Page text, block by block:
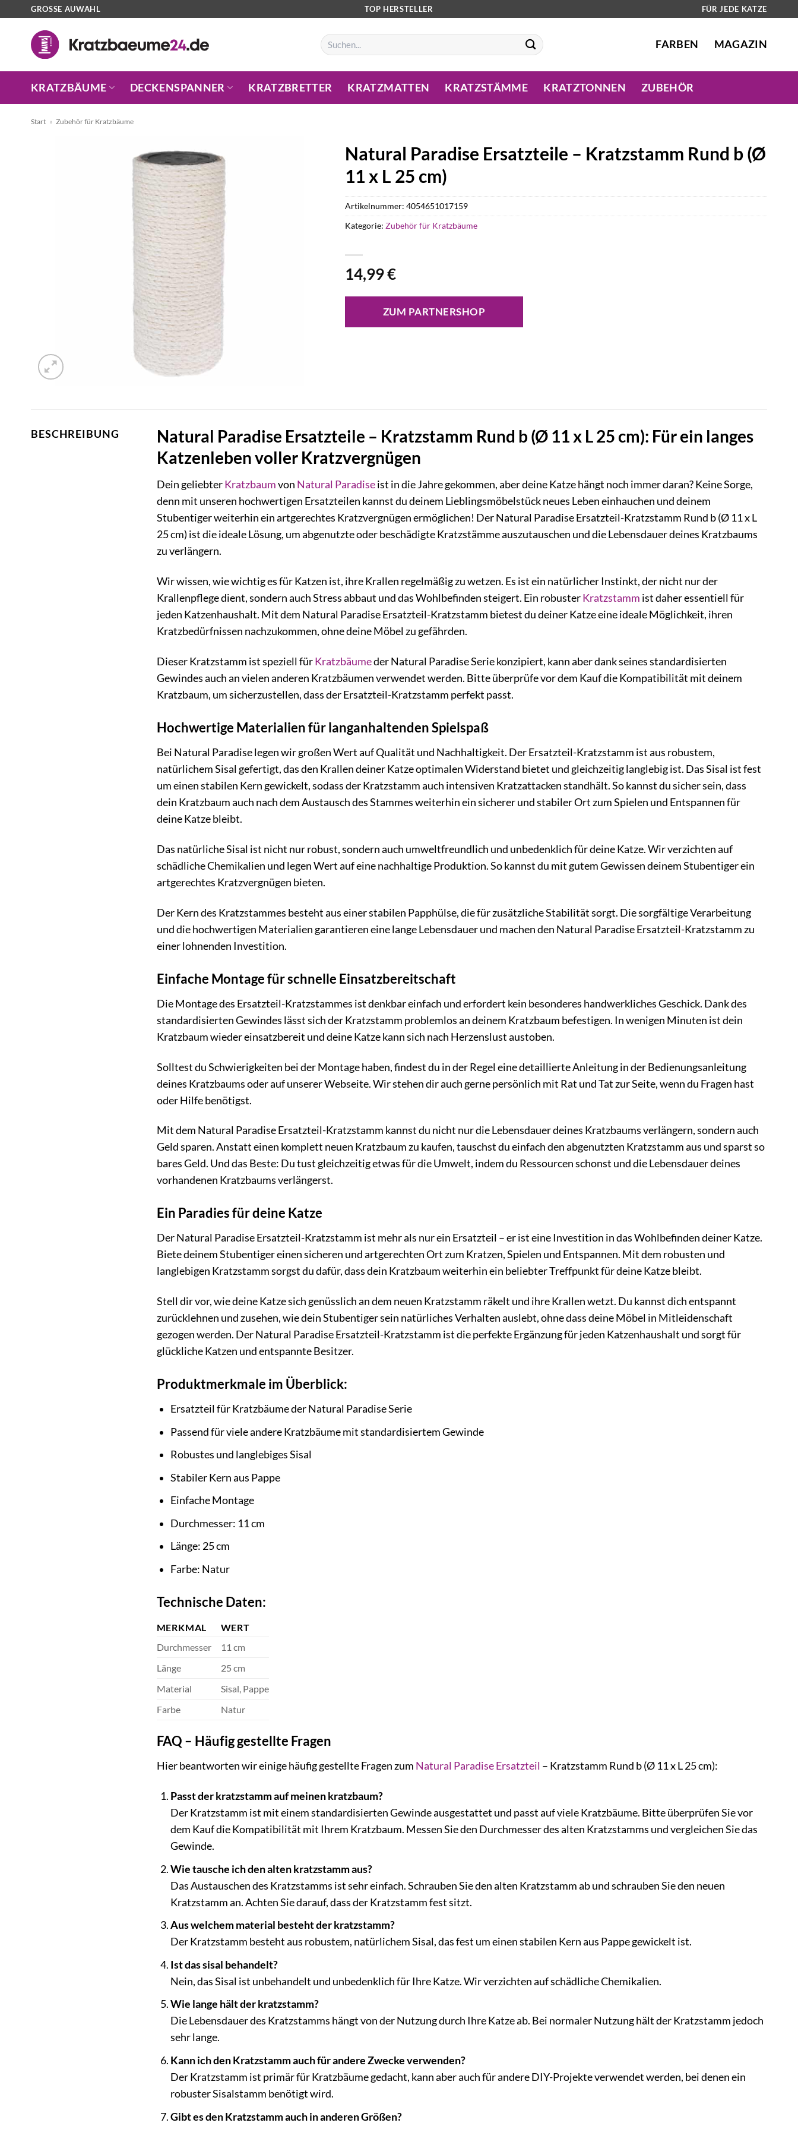
springen
GROSSE AUWAHL TOP HERSTELLER FÜR JEDE KATZE
Suchen
nach:
FARBEN MAGAZIN
KRATZBÄUME DECKENSPANNER KRATZBRETTER KRATZMATTEN KRATZSTÄMME KRATZTONNEN ZUBEHÖR
Start » Zubehör für Kratzbäume
Natural Paradise Ersatzteile – Kratzstamm Rund b (Ø
11 x L 25 cm)
14,99€
ZUM PARTNERSHOP
Artikelnummer:4054651017159
Kategorie:Zubehör für Kratzbäume
BESCHREIBUNG
Natural Paradise Ersatzteile – Kratzstamm Rund b (Ø 11 x L 25 cm): Für ein langes
Katzenleben voller Kratzvergnügen
Dein geliebterKratzbaumvon Natural Paradiseist in die Jahre gekommen, aber deine Katze hängt noch immer daran? Keine Sorge,
denn mit unseren hochwertigen Ersatzteilen kannst du deinem Lieblingsmöbelstück neues Leben einhauchen und deinem
Stubentiger weiterhin ein artgerechtes Kratzvergnügen ermöglichen! Der Natural Paradise Ersatzteil-Kratzstamm Rund b (Ø 11 x L
25 cm) ist die ideale Lösung, um abgenutzte oder beschädigte Kratzstämme auszutauschen und die Lebensdauer deines Kratzbaums
zu verlängern.
Wir wissen, wie wichtig es für Katzen ist, ihre Krallen regelmäßig zu wetzen. Es ist ein natürlicher Instinkt, der nicht nur der
Krallenpflege dient, sondern auch Stress abbaut und das Wohlbefinden steigert. Ein robusterKratzstamm ist daher essentiell für
jeden Katzenhaushalt. Mit dem Natural Paradise Ersatzteil-Kratzstamm bietest du deiner Katze eine ideale Möglichkeit, ihren
Kratzbedürfnissen nachzukommen, ohne deine Möbel zu gefährden.
Dieser Kratzstamm ist speziell fürKratzbäumeder Natural Paradise Serie konzipiert, kann aber dank seines standardisierten
Gewindes auch an vielen anderen Kratzbäumen verwendet werden. Bitte überprüfe vor dem Kauf die Kompatibilität mit deinem
Kratzbaum, um sicherzustellen, dass der Ersatzteil-Kratzstamm perfekt passt.
Hochwertige Materialien für langanhaltenden Spielspaß
Bei Natural Paradise legen wir großen Wert auf Qualität und Nachhaltigkeit. Der Ersatzteil-Kratzstamm ist aus robustem,
natürlichem Sisal gefertigt, das den Krallen deiner Katze optimalen Widerstand bietet und gleichzeitig langlebig ist. Das Sisal ist fest
um einen stabilen Kern gewickelt, sodass der Kratzstamm auch intensiven Kratzattacken standhält. So kannst du sicher sein, dass
dein Kratzbaum auch nach dem Austausch des Stammes weiterhin ein sicherer und stabiler Ort zum Spielen und Entspannen für
deine Katze bleibt.
Das natürliche Sisal ist nicht nur robust, sondern auch umweltfreundlich und unbedenklich für deine Katze. Wir verzichten auf
schädliche Chemikalien und legen Wert auf eine nachhaltige Produktion. So kannst du mit gutem Gewissen deinem Stubentiger ein
artgerechtes Kratzvergnügen bieten.
Der Kern des Kratzstammes besteht aus einer stabilen Papphülse, die für zusätzliche Stabilität sorgt. Die sorgfältige Verarbeitung
und die hochwertigen Materialien garantieren eine lange Lebensdauer und machen den Natural Paradise Ersatzteil-Kratzstamm zu
einer lohnenden Investition.
Einfache Montage für schnelle Einsatzbereitschaft
Die Montage des Ersatzteil-Kratzstammes ist denkbar einfach und erfordert kein besonderes handwerkliches Geschick. Dank des
standardisierten Gewindes lässt sich der Kratzstamm problemlos an deinem Kratzbaum befestigen. In wenigen Minuten ist dein
Kratzbaum wieder einsatzbereit und deine Katze kann sich nach Herzenslust austoben.
Solltest du Schwierigkeiten bei der Montage haben, findest du in der Regel eine detaillierte Anleitung in der Bedienungsanleitung
deines Kratzbaums oder auf unserer Webseite. Wir stehen dir auch gerne persönlich mit Rat und Tat zur Seite, wenn du Fragen hast
oder Hilfe benötigst.
Mit dem Natural Paradise Ersatzteil-Kratzstamm kannst du nicht nur die Lebensdauer deines Kratzbaums verlängern, sondern auch
Geld sparen. Anstatt einen komplett neuen Kratzbaum zu kaufen, tauschst du einfach den abgenutzten Kratzstamm aus und sparst so
bares Geld. Und das Beste: Du tust gleichzeitig etwas für die Umwelt, indem du Ressourcen schonst und die Lebensdauer deines
vorhandenen Kratzbaums verlängerst.
Ein Paradies für deine Katze
Der Natural Paradise Ersatzteil-Kratzstamm ist mehr als nur ein Ersatzteil – er ist eine Investition in das Wohlbefinden deiner Katze.
Biete deinem Stubentiger einen sicheren und artgerechten Ort zum Kratzen, Spielen und Entspannen. Mit dem robusten und
langlebigen Kratzstamm sorgst du dafür, dass dein Kratzbaum weiterhin ein beliebter Treffpunkt für deine Katze bleibt.
Stell dir vor, wie deine Katze sich genüsslich an dem neuen Kratzstamm räkelt und ihre Krallen wetzt. Du kannst dich entspannt
zurücklehnen und zusehen, wie dein Stubentiger sein natürliches Verhalten auslebt, ohne dass deine Möbel in Mitleidenschaft
gezogen werden. Der Natural Paradise Ersatzteil-Kratzstamm ist die perfekte Ergänzung für jeden Katzenhaushalt und sorgt für
glückliche Katzen und entspannte Besitzer.
Produktmerkmale im Überblick:
Ersatzteil für Kratzbäume der Natural Paradise Serie
Passend für viele andere Kratzbäume mit standardisiertem Gewinde
Robustes und langlebiges Sisal
Stabiler Kern aus Pappe
Einfache Montage
Durchmesser: 11 cm
Länge: 25 cm
Farbe: Natur
Technische Daten:
MERKMAL
WERT
Durchmesser
11 cm
Länge
25 cm
Material
Sisal, Pappe
Farbe
Natur
FAQ – Häufig gestellte Fragen
Hier beantworten wir einige häufig gestellte Fragen zum Natural Paradise Ersatzteil – Kratzstamm Rund b (Ø 11 x L 25 cm):
Passt der kratzstamm auf meinen kratzbaum?
Der Kratzstamm ist mit einem standardisierten Gewinde ausgestattet und passt auf viele Kratzbäume. Bitte überprüfen Sie vor
dem Kauf die Kompatibilität mit Ihrem Kratzbaum. Messen Sie den Durchmesser des alten Kratzstamms und vergleichen Sie das
Gewinde.
Wie tausche ich den alten kratzstamm aus?
Das Austauschen des Kratzstamms ist sehr einfach. Schrauben Sie den alten Kratzstamm ab und schrauben Sie den neuen
Kratzstamm an. Achten Sie darauf, dass der Kratzstamm fest sitzt.
Aus welchem material besteht der kratzstamm?
Der Kratzstamm besteht aus robustem, natürlichem Sisal, das fest um einen stabilen Kern aus Pappe gewickelt ist.
Ist das sisal behandelt?
Nein, das Sisal ist unbehandelt und unbedenklich für Ihre Katze. Wir verzichten auf schädliche Chemikalien.
Wie lange hält der kratzstamm?
Die Lebensdauer des Kratzstamms hängt von der Nutzung durch Ihre Katze ab. Bei normaler Nutzung hält der Kratzstamm jedoch
sehr lange.
Kann ich den Kratzstamm auch für andere Zwecke verwenden?
Der Kratzstamm ist primär für Kratzbäume gedacht, kann aber auch für andere DIY-Projekte verwendet werden, bei denen ein
robuster Sisalstamm benötigt wird.
Gibt es den Kratzstamm auch in anderen Größen?